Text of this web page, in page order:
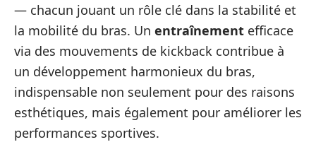
— chacun jouant un rôle clé dans la stabilité et
la mobilité du bras. Un entraînement efficace
via des mouvements de kickback contribue à
un développement harmonieux du bras,
indispensable non seulement pour des raisons
esthétiques, mais également pour améliorer les
performances sportives.